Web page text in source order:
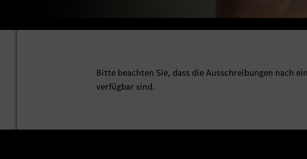
Bitte beachten Sie, dass die Ausschreibungen nach
verfügbar sind.